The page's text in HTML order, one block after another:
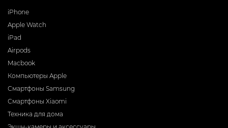
iPhone
Apple Watch
iPad
Airpods
Macbook
Компьютеры Apple
Смартфоны Samsung
Смартфоны Xiaomi
Техника для дома